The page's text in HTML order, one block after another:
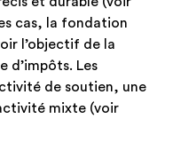
cas, la fondation
l’objectif de la
d’impôts. Les
de soutien, une
mixte (voir